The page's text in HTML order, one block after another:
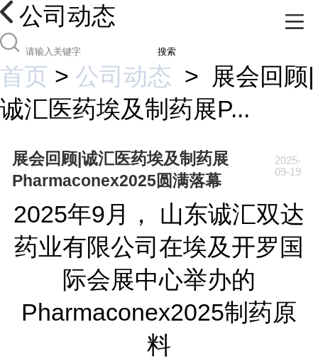
公司动态
搜索
首页 > 公司动态 >
展会回顾|
诚汇医药埃及制药展P...
展会回顾|诚汇医药埃及制药展
Pharmaconex2025圆满落幕
2025-
09-19
2025年9月， 山东诚汇双达
药业有限公司在埃及开罗国
际会展中心举办的
Pharmaconex2025制药原
料